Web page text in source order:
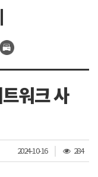
워크 사
2024-10-16
조
회
284